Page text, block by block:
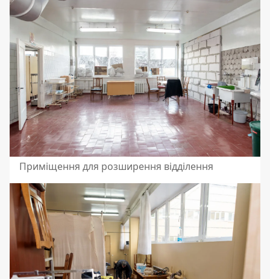
Приміщення для розширення відділення